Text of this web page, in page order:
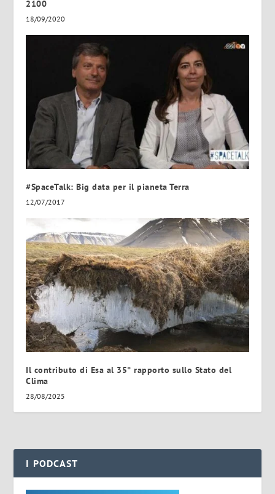
2100
18/09/2020
#SpaceTalk: Big data per il pianeta Terra
12/07/2017
Il contributo di Esa al 35° rapporto sullo Stato del
Clima
28/08/2025
I PODCAST